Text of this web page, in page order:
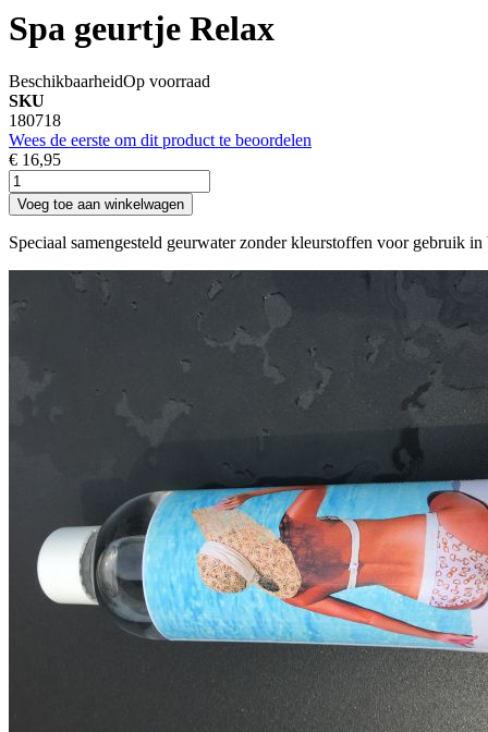
Spa geurtje Relax
BeschikbaarheidOp voorraad
SKU
180718
Wees de eerste om dit product te beoordelen
€ 16,95
Voeg toe aan winkelwagen
Speciaal samengesteld geurwater zonder kleurstoffen voor gebruik in